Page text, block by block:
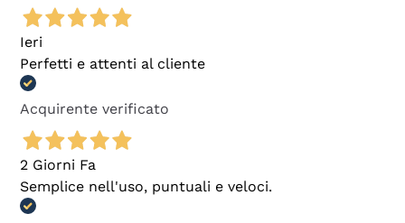
Ieri
Perfetti e attenti al cliente
Acquirente verificato
2 Giorni Fa
Semplice nell'uso, puntuali e veloci.